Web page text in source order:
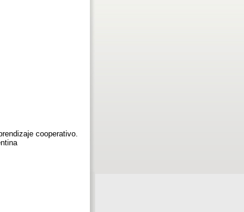
cooperativo.